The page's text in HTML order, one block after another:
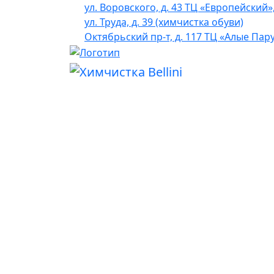
ул. Воровского, д. 43 ТЦ
ул. Труда, д. 39 (химчистка обуви)
Октябрьский пр-т, д. 117 ТЦ «Алые